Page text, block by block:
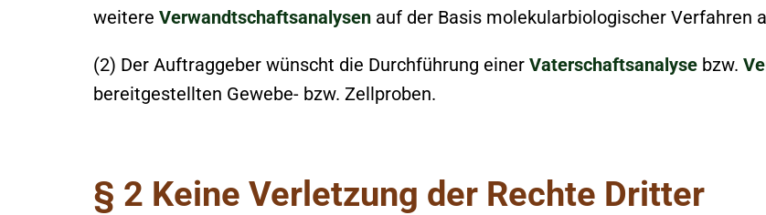
weitere Verwandtschaftsanalysen auf der Basis molekularbiologischer Verfahren
(2) Der Auftraggeber wünscht die Durchführung einer Vaterschaftsanalyse bzw.
bereitgestellten Gewebe- bzw. Zellproben.
§ 2 Keine Verletzung der Rechte Dritter